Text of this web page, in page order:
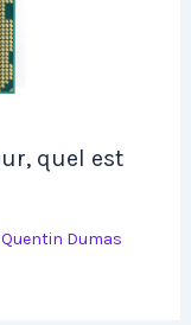
quel est
Quentin Dumas